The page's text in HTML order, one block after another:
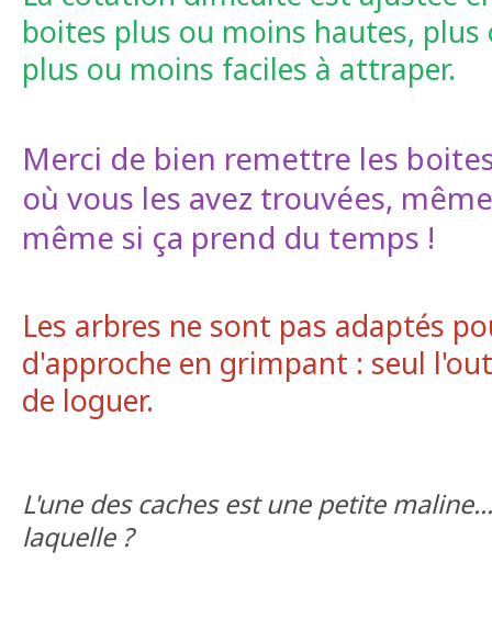
boites plus ou moins hautes,
plus ou moins faciles à attraper.
Merci de bien remettre les
où vous les avez trouvées,
même si ça prend du temps !
Les arbres ne sont pas adaptés
d'approche en grimpant : seul
de loguer.
L'une des caches est une petite
laquelle ?